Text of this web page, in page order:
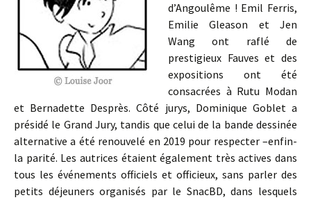
d’Angoulême ! Emil Ferris,
Emilie Gleason et Jen
Wang ont raflé de
prestigieux Fauves et des
expositions ont été
consacrées à Rutu Modan
et Bernadette Desprès. Côté jurys, Dominique Goblet a
présidé le Grand Jury, tandis que celui de la bande dessinée
alternative a été renouvelé en 2019 pour respecter –enfin-
la parité. Les autrices étaient également très actives dans
tous les événements officiels et officieux, sans parler des
petits déjeuners organisés par le SnacBD, dans lesquels